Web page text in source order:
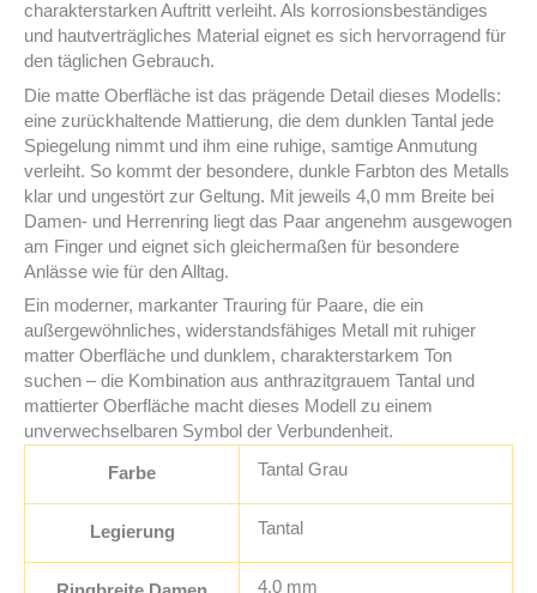
charakterstarken Auftritt verleiht. Als korrosionsbeständiges
und hautverträgliches Material eignet es sich hervorragend für
den täglichen Gebrauch.
Die matte Oberfläche ist das prägende Detail dieses Modells:
eine zurückhaltende Mattierung, die dem dunklen Tantal jede
Spiegelung nimmt und ihm eine ruhige, samtige Anmutung
verleiht. So kommt der besondere, dunkle Farbton des Metalls
klar und ungestört zur Geltung. Mit jeweils 4,0 mm Breite bei
Damen- und Herrenring liegt das Paar angenehm ausgewogen
am Finger und eignet sich gleichermaßen für besondere
Anlässe wie für den Alltag.
Ein moderner, markanter Trauring für Paare, die ein
außergewöhnliches, widerstandsfähiges Metall mit ruhiger
matter Oberfläche und dunklem, charakterstarkem Ton
suchen – die Kombination aus anthrazitgrauem Tantal und
mattierter Oberfläche macht dieses Modell zu einem
unverwechselbaren Symbol der Verbundenheit.
Farbe Tantal Grau
Legierung Tantal
4,0 mm